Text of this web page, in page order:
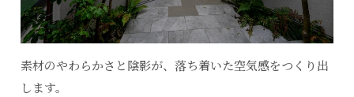
素材のやわらかさと陰影が、落ち着いた空気感をつくり出
します。